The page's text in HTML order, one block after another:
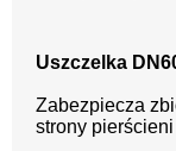
Uszczelka
Zabezpiecza
strony